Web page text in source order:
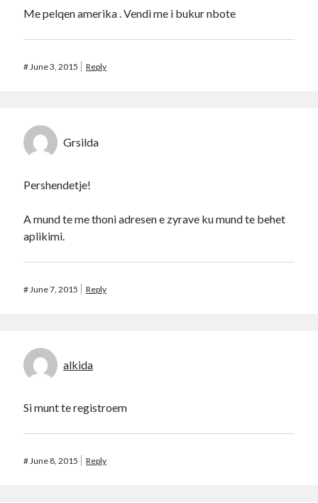
Me pelqen amerika . Vendi me i bukur nbote
#June 3, 2015 Reply
Grsilda
Pershendetje!
A mund te me thoni adresen e zyrave ku mund te behet
aplikimi.
#June 7, 2015 Reply
alkida
Si munt te registroem
#June 8, 2015 Reply